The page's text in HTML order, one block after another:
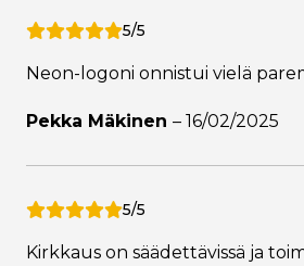
5/5
Neon-logoni onnistui vielä
Pekka Mäkinen – 16/02/2025
5/5
Kirkkaus on säädettävissä ja